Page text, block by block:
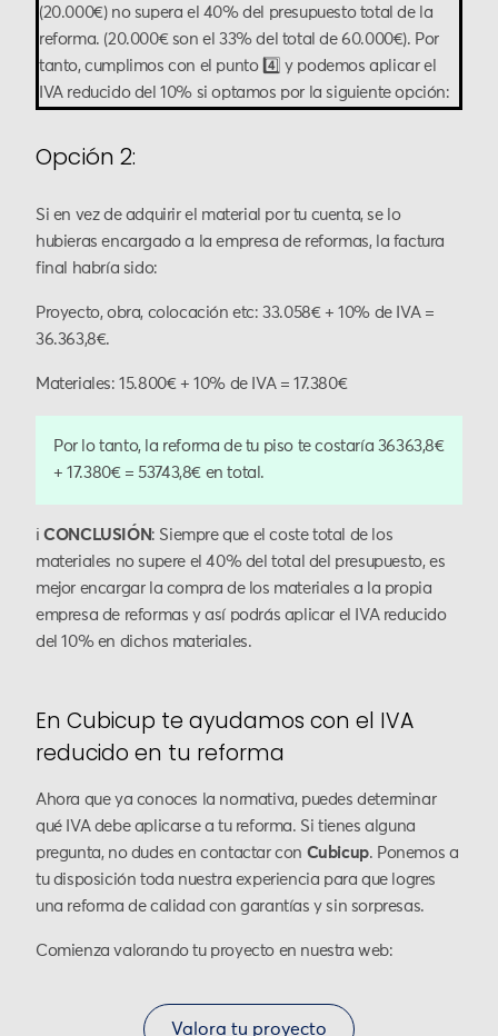
(20.000€) no supera el 40% del presupuesto total de la
reforma. (20.000€ son el 33% del total de 60.000€). Por
tanto, cumplimos con el punto 4️⃣ y podemos aplicar el
IVA reducido del 10% si optamos por la siguiente opción:
Opción 2:
Si en vez de adquirir el material por tu cuenta, se lo
hubieras encargado a la empresa de reformas, la factura
final habría sido:
Proyecto, obra, colocación etc: 33.058€ + 10% de IVA =
36.363,8€.
Materiales: 15.800€ + 10% de IVA = 17.380€
Por lo tanto, la reforma de tu piso te costaría 36363,8€
+ 17.380€ = 53743,8€ en total.
ℹ️CONCLUSIÓN : Siempre que el coste total de los
materiales no supere el 40% del total del presupuesto, es
mejor encargar la compra de los materiales a la propia
empresa de reformas y así podrás aplicar el IVA reducido
del 10% en dichos materiales.
En Cubicup te ayudamos con el IVA
reducido en tu reforma
Ahora que ya conoces la normativa, puedes determinar
qué IVA debe aplicarse a tu reforma. Si tienes alguna
pregunta, no dudes en contactar con Cubicup. Ponemos a
tu disposición toda nuestra experiencia para que logres
una reforma de calidad con garantías y sin sorpresas.
Comienza valorando tu proyecto en nuestra web:
Valora tu proyecto